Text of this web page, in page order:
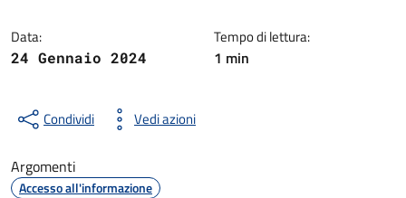
Data:
24 Gennaio 2024
Tempo di lettura:
1 min
Condividi Vedi azioni
Argomenti
Accesso all'informazione